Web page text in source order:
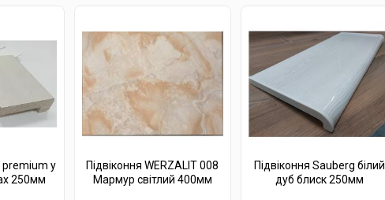
premium у
250мм
Підвіконня WERZALIT 008
Мармур світлий 400мм
Підвіконня Sauberg білий
дуб блиск 250мм